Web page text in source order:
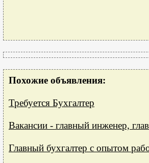
Похожие объявления:
Требуется Бухгалтер
Вакансии - главный инженер,
Главный бухгалтер с опытом